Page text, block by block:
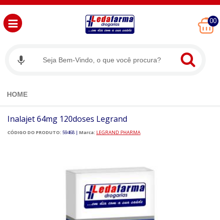
00
HOME
Inalajet 64mg 120doses Legrand
CÓDIGO DO PRODUTO: 59468 | Marca: LEGRAND PHARMA